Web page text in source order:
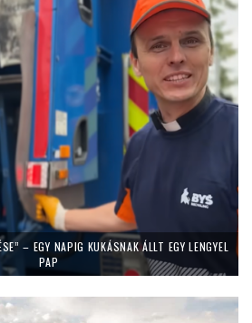
– EGY NAPIG KUKÁSNAK ÁLLT EGY LENGYEL
PAP